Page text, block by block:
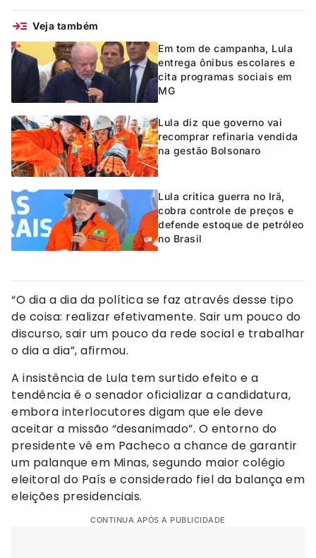
Veja também
Em tom de campanha, Lula
entrega ônibus escolares e
cita programas sociais em
MG
Lula diz que governo vai
recomprar refinaria vendida
na gestão Bolsonaro
Lula critica guerra no Irã,
cobra controle de preços e
defende estoque de petróleo
no Brasil
“O dia a dia da política se faz através desse tipo
de coisa: realizar efetivamente. Sair um pouco do
discurso, sair um pouco da rede social e trabalhar
o dia a dia”, afirmou.
A insistência de Lula tem surtido efeito e a
tendência é o senador oficializar a candidatura,
embora interlocutores digam que ele deve
aceitar a missão “desanimado”. O entorno do
presidente vê em Pacheco a chance de garantir
um palanque em Minas, segundo maior colégio
eleitoral do País e considerado fiel da balança em
eleições presidenciais.
CONTINUA APÓS A PUBLICIDADE